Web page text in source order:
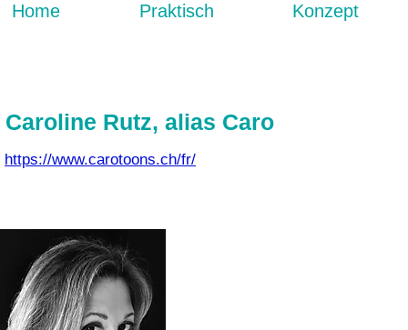
Home Praktisch Konzept
Caroline Rutz, alias Caro
https://www.carotoons.ch/fr/